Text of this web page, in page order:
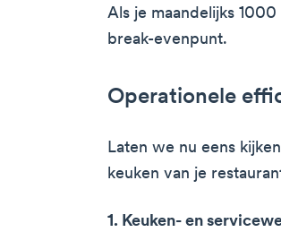
Als je maandelijks
break-evenpunt.
Operationele
Laten we nu eens
keuken van je
1. Keuken- en